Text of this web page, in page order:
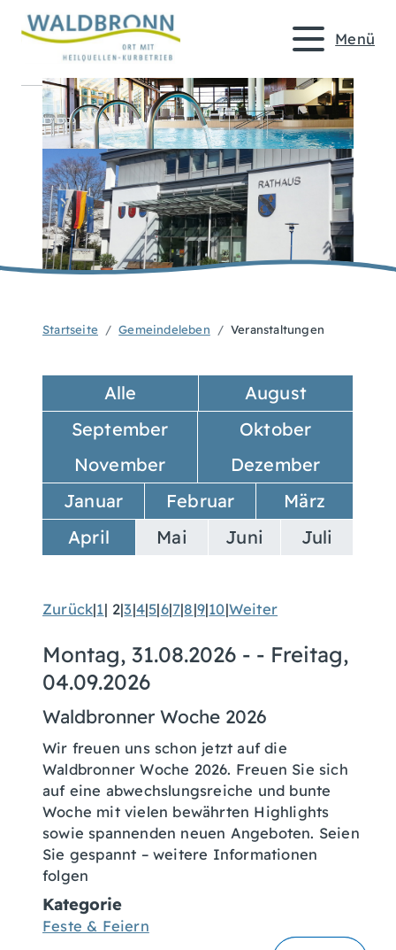
Menü
Startseite Gemeindeleben Veranstaltungen
Alle
August
September
Oktober
November
Dezember
Januar
Februar
März
April
Mai Juni Juli
Zurück|1| 2|3|4|5|6|7|8|9|10|Weiter
Montag, 31.08.2026 - - Freitag,
04.09.2026
Waldbronner Woche 2026
Wir freuen uns schon jetzt auf die
Waldbronner Woche 2026. Freuen Sie sich
auf eine abwechslungsreiche und bunte
Woche mit vielen bewährten Highlights
sowie spannenden neuen Angeboten. Seien
Sie gespannt – weitere Informationen
folgen
Kategorie
Feste & Feiern